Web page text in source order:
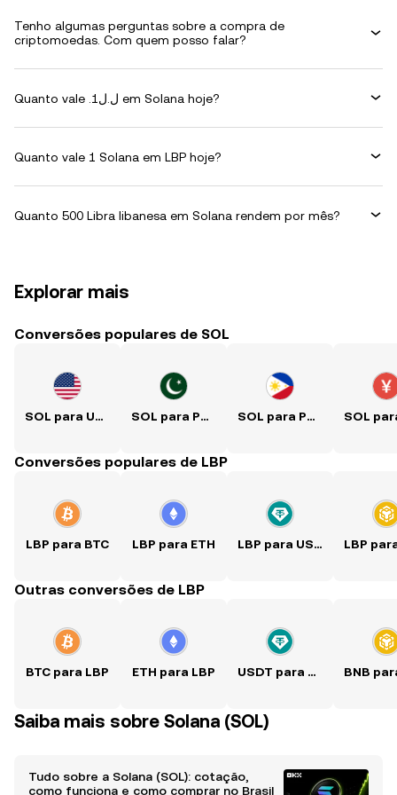
Tenho algumas perguntas sobre a compra de
criptomoedas. Com quem posso falar?
Quanto vale .ل.ل1 em Solana hoje?
Quanto vale 1 Solana em LBP hoje?
Quanto 500 Libra libanesa em Solana rendem por mês?
Explorar mais
Conversões populares de SOL
SOL para USD SOL para PKR SOL para PHP
Conversões populares de LBP
LBP para BTC LBP para ETH LBP para USDT LBP
Outras conversões de LBP
BTC para LBP ETH para LBP USDT para LBP BNB
Saiba mais sobre Solana (SOL)
Tudo sobre a Solana (SOL): cotação,
como funciona e como comprar no Brasil